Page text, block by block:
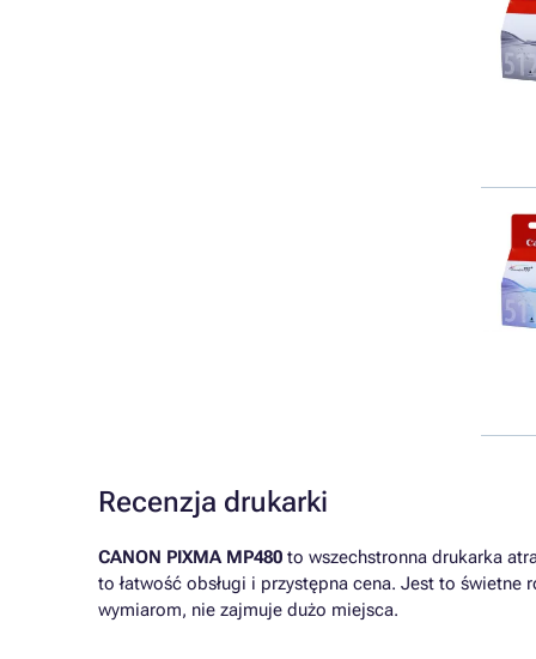
Recenzja drukarki
CANON PIXMA MP480 to wszechstronna drukarka
to łatwość obsługi i przystępna cena. Jest to
wymiarom, nie zajmuje dużo miejsca.